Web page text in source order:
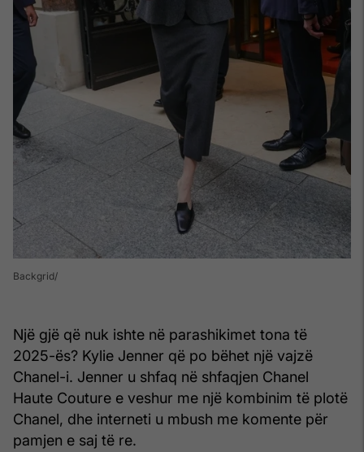
Backgrid
Një gjë që nuk ishte në parashikimet tona të
2025-ës? Kylie Jenner që po bëhet një vajzë
Chanel-i. Jenner u shfaq në shfaqjen Chanel
Haute Couture e veshur me një kombinim të plotë
Chanel, dhe interneti u mbush me komente për
pamjen e saj të re.